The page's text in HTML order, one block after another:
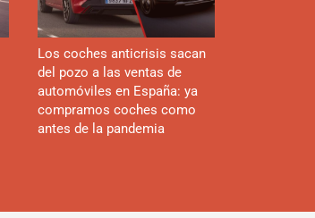
Los coches anticrisis sacan
del pozo a las ventas de
automóviles en España: ya
compramos coches como
antes de la pandemia